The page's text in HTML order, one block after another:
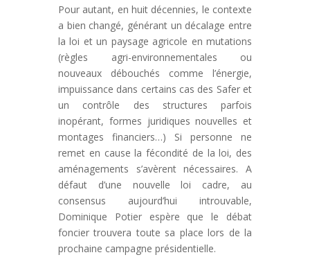
Pour autant, en huit décennies, le contexte
a bien changé, générant un décalage entre
la loi et un paysage agricole en mutations
(règles agri-environnementales ou
nouveaux débouchés comme l’énergie,
impuissance dans certains cas des Safer et
un contrôle des structures parfois
inopérant, formes juridiques nouvelles et
montages financiers…) Si personne ne
remet en cause la fécondité de la loi, des
aménagements s’avèrent nécessaires. A
défaut d’une nouvelle loi cadre, au
consensus aujourd’hui introuvable,
Dominique Potier espère que le débat
foncier trouvera toute sa place lors de la
prochaine campagne présidentielle.